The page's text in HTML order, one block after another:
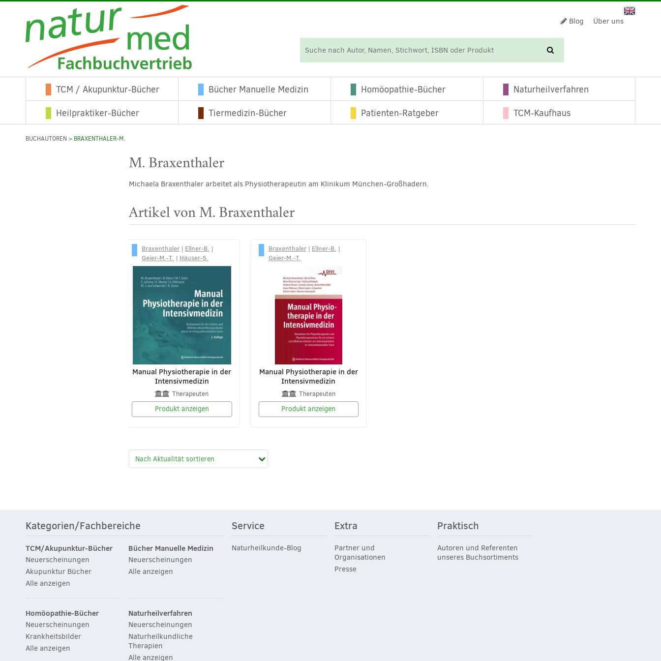
Blog Über uns
TCM / Akupunktur-Bücher Bücher Manuelle Medizin Homöopathie-Bücher
Naturheilverfahren
Heilpraktiker-Bücher
Tiermedizin-Bücher Patienten-Ratgeber TCM-Kaufhaus
BUCHAUTOREN > BRAXENTHALER-M.
M. Braxenthaler
Michaela Braxenthaler arbeitet als Physiotherapeutin am Klinikum München-Großhadern.
Artikel von M. Braxenthaler
Braxenthaler | Ellner-B. |
Geier-M.-T. | Häuser-S.
Manual Physiotherapie in der
Intensivmedizin
Therapeuten
Produkt anzeigen
Braxenthaler| Ellner-B. |
Geier-M.-T.
Manual Physiotherapie in der
Intensivmedizin
Therapeuten
Produkt anzeigen
Kategorien/Fachbereiche
TCM/Akupunktur-Bücher
Neuerscheinungen
Akupunktur Bücher
Alle anzeigen
Bücher Manuelle Medizin
Neuerscheinungen
Alle anzeigen
Homöopathie-Bücher
Neuerscheinungen
Krankheitsbilder
Alle anzeigen
Naturheilverfahren
Neuerscheinungen
Naturheilkundliche
Therapien
Alle anzeigen
Service
Naturheilkunde-Blog
Extra
Partner und
Organisationen
Presse
Praktisch
Autoren und Referenten
unseres Buchsortiments